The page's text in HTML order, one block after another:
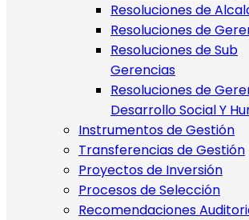
Resoluciones de
Resoluciones de
Resoluciones de Sub
Gerencias
Resoluciones de
Desarrollo Social Y
Instrumentos de Gestión
Transferencias de Gestión
Proyectos de Inversión
Procesos de Selección
Recomendaciones